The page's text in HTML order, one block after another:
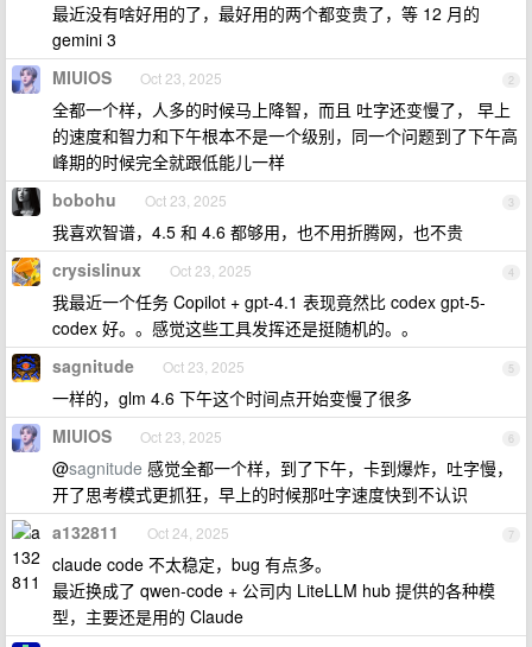
最近没有啥好用的了，最好用的两个都变贵了，等 12 月的
gemini 3
2
MIUIOS Oct 23, 2025
全都一个样，人多的时候马上降智，而且 吐字还变慢了， 早上
的速度和智力和下午根本不是一个级别，同一个问题到了下午高
峰期的时候完全就跟低能儿一样
3
bobohu Oct 23, 2025
我喜欢智谱，4.5 和 4.6 都够用，也不用折腾网，也不贵
4
crysislinux Oct 23, 2025
我最近一个任务 Copilot + gpt-4.1 表现竟然比 codex gpt-5-
codex 好。。感觉这些工具发挥还是挺随机的。。
5
sagnitude Oct 23, 2025
一样的，glm 4.6 下午这个时间点开始变慢了很多
6
MIUIOS Oct 23, 2025
@sagnitude 感觉全都一个样，到了下午，卡到爆炸，吐字慢，
开了思考模式更抓狂，早上的时候那吐字速度快到不认识
7
a132811 Oct 24, 2025
claude code 不太稳定，bug 有点多。
最近换成了 qwen-code + 公司内 LiteLLM hub 提供的各种模
型，主要还是用的 Claude